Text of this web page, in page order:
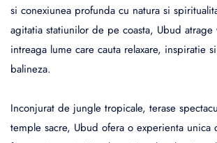
si conexiunea profunda cu natura si
agitatia statiunilor de pe coasta, Ubud
intreaga lume care cauta relaxare, inspiratie
balineza.
Inconjurat de jungle tropicale, terase
temple sacre, Ubud ofera o experienta unica